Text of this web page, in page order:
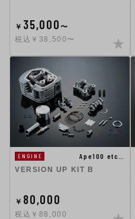
￥ 35,000〜
税込￥38,500〜
ENGINE
Ape100 etc…
VERSION UP KIT B
￥ 80,000
税込￥88,000